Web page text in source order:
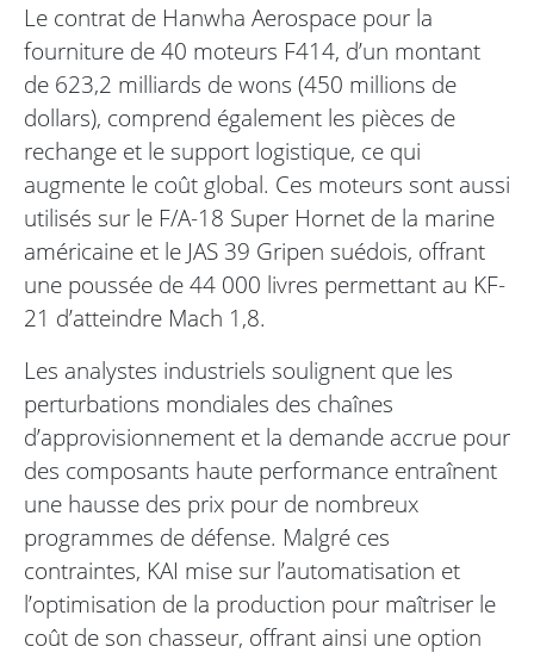
Le contrat de Hanwha Aerospace pour la
fourniture de 40 moteurs F414, d’un montant
de 623,2 milliards de wons (450 millions de
dollars), comprend également les pièces de
rechange et le support logistique, ce qui
augmente le coût global. Ces moteurs sont aussi
utilisés sur le F/A-18 Super Hornet de la marine
américaine et le JAS 39 Gripen suédois, offrant
une poussée de 44 000 livres permettant au KF-
21 d’atteindre Mach 1,8.
Les analystes industriels soulignent que les
perturbations mondiales des chaînes
d’approvisionnement et la demande accrue pour
des composants haute performance entraînent
une hausse des prix pour de nombreux
programmes de défense. Malgré ces
contraintes, KAI mise sur l’automatisation et
l’optimisation de la production pour maîtriser le
coût de son chasseur, offrant ainsi une option